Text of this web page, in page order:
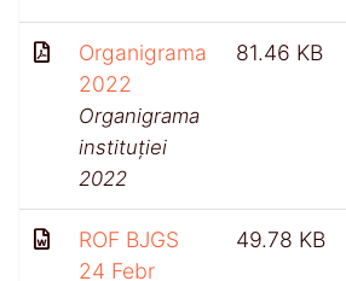
Organigrama
2022
Organigrama
instituției
2022
81.46 KB
ROF BJGS
24 Febr
49.78 KB